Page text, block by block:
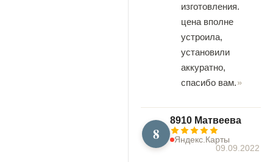
изготовления.
цена вполне
устроила,
установили
аккуратно,
спасибо вам.
8
8910 Матвеева
Яндекс.Карты
09.09.2022